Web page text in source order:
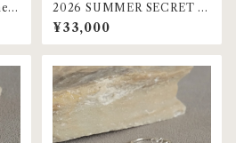
2026 SUMMER SECRET A
SSORTED SET
¥33,000